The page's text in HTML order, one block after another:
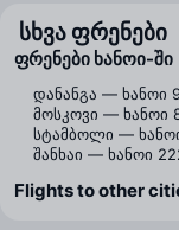
სხვა ფრენები
ფრენები ხანოი-ში
დანანგა — ხანოი
მოსკოვი — ხანოი
სტამბოლი —
შანხაი — ხანოი
Flights to other